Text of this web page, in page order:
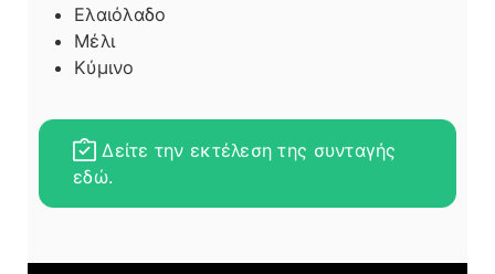
Ελαιόλαδο
Μέλι
Κύμινο
Δείτε την εκτέλεση της συνταγής
εδώ.